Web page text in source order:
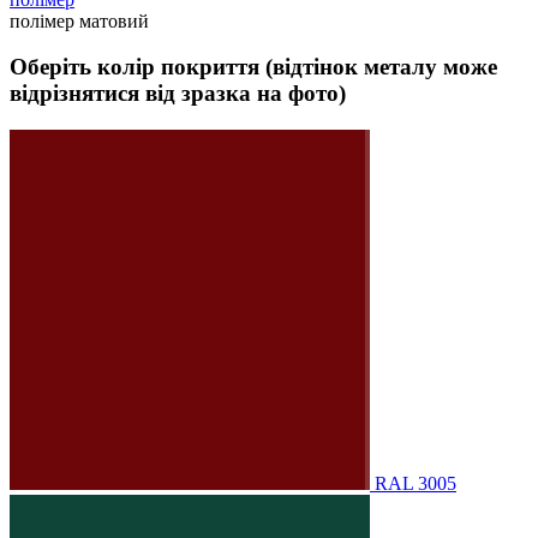
полімер матовий
Оберіть колір покриття (відтінок металу може
відрізнятися від зразка на фото)
RAL 3005